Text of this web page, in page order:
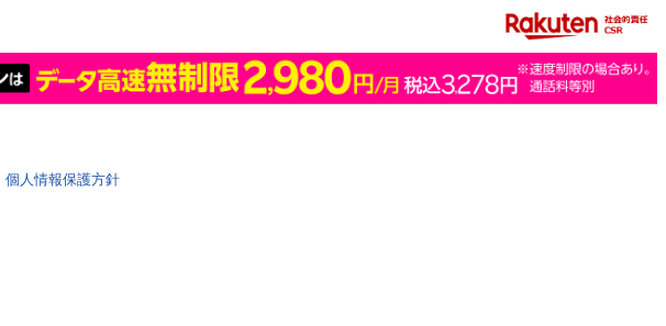
個人情報保護方針